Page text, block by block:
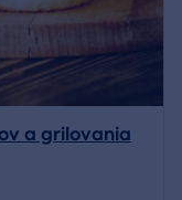
a grilovania